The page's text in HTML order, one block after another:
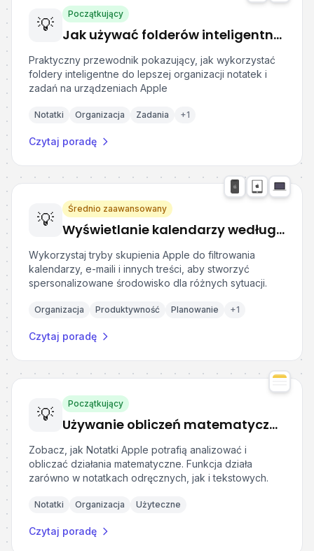
💡
Początkujący
Jak używać folderów inteligentnych w Notatkach i Przypomnieniach Apple?
Praktyczny przewodnik pokazujący, jak wykorzystać
foldery inteligentne do lepszej organizacji notatek i
zadań na urządzeniach Apple
Notatki Organizacja Zadania +1
Czytaj poradę
💡
Średnio zaawansowany
Wyświetlanie kalendarzy według trybu skupienia w urządzeniach Apple
Wykorzystaj tryby skupienia Apple do filtrowania
kalendarzy, e-maili i innych treści, aby stworzyć
spersonalizowane środowisko dla różnych sytuacji.
Organizacja Produktywność Planowanie +1
Czytaj poradę
💡
Początkujący
Używanie obliczeń matematycznych w Notatkach Apple
Zobacz, jak Notatki Apple potrafią analizować i
obliczać działania matematyczne. Funkcja działa
zarówno w notatkach odręcznych, jak i tekstowych.
Notatki Organizacja Użyteczne
Czytaj poradę